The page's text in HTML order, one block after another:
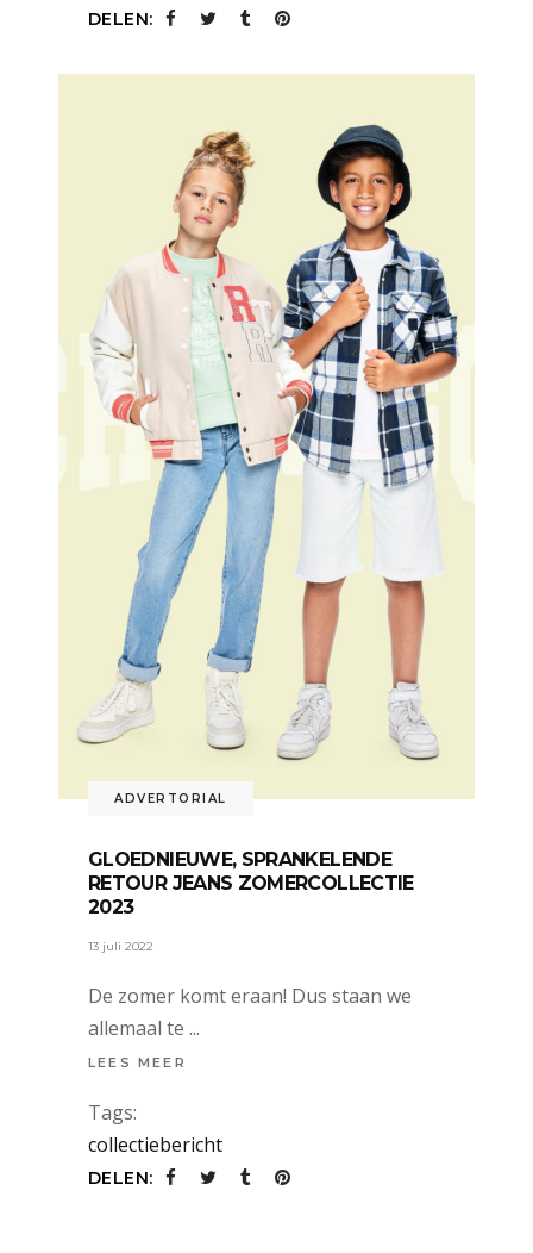
DELEN:
ADVERTORIAL
GLOEDNIEUWE, SPRANKELENDE
RETOUR JEANS ZOMERCOLLECTIE
2023
13 juli 2022
De zomer komt eraan! Dus staan we
allemaal te
LEES MEER
Tags:
collectiebericht
DELEN: